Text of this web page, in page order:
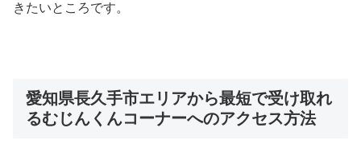
きたいところです。
愛知県長久手市エリアから最短で受け取れ
るむじんくんコーナーへのアクセス方法